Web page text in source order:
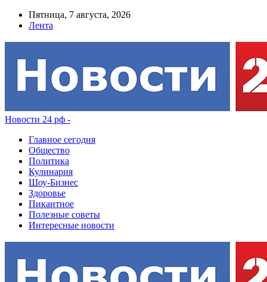
Пятница, 7 августа, 2026
Лента
Новости 24 рф -
Главное сегодня
Общество
Политика
Кулинария
Шоу-Бизнес
Здоровье
Пикантное
Полезные советы
Интересные новости